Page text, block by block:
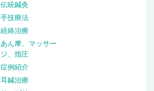
伝統鍼灸
手技療法
経絡治療
あん摩、マッサー
ジ、指圧
症例紹介
耳鍼治療